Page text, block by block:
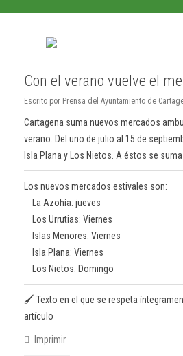
Con el verano vuelve el
Escrito por Prensa del Ayuntamiento de
Cartagena suma nuevos mercados
verano. Del uno de julio al 15 de
Isla Plana y Los Nietos. A éstos se
Los nuevos mercados estivales son:
La Azohía: jueves
Los Urrutias: Viernes
Islas Menores: Viernes
Isla Plana: Viernes
Los Nietos: Domingo
🖌️ Texto en el que se respeta
artículo
Imprimir